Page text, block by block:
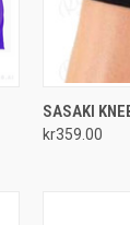
Compare
SASAKI
kr359.00